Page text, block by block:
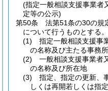
(指定一般相談支援事業者
定等の公示)
第50条
法第51条の30の規
について行うものとする。
(1)
指定一般相談支援事
の名称及び主たる事務
(2)
一般相談支援事業者
の名称及び所在地
(3)
指定、指定の更新、
しくは再開若しくは指